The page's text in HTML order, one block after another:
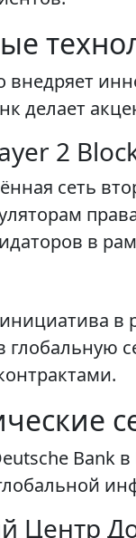
внедряет
делает
2
сеть
в
в
Bank
Центр